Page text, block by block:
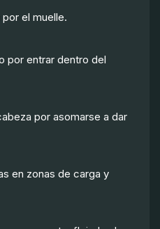
por el muelle.
por entrar dentro del
por asomarse a dar
en zonas de carga y